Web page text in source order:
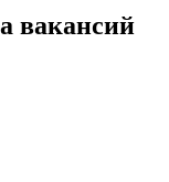
вакансий